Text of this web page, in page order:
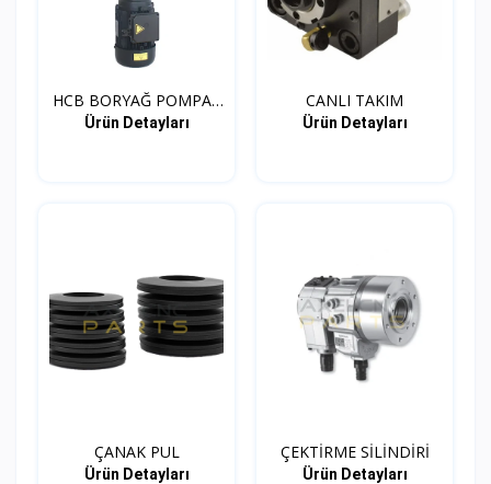
HCB BORYAĞ POMPA -
SOĞU...
Ürün Detayları
CANLI TAKIM
Ürün Detayları
ÇANAK PUL
Ürün Detayları
ÇEKTİRME SİLİNDİRİ
Ürün Detayları